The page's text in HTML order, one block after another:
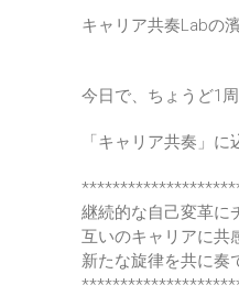
キャリア共奏Labの濱
今日で、ちょうど1周
「キャリア共奏」に
継続的な自己変革に
互いのキャリアに共
新たな旋律を共に奏